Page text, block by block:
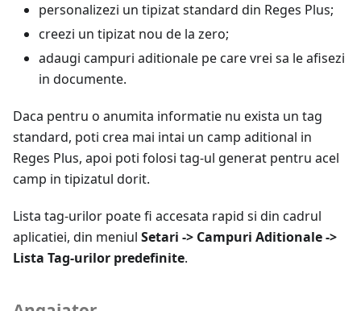
personalizezi un tipizat standard din Reges Plus;
creezi un tipizat nou de la zero;
adaugi campuri aditionale pe care vrei sa le afisezi
in documente.
Daca pentru o anumita informatie nu exista un tag
standard, poti crea mai intai un camp aditional in
Reges Plus, apoi poti folosi tag-ul generat pentru acel
camp in tipizatul dorit.
Lista tag-urilor poate fi accesata rapid si din cadrul
aplicatiei, din meniul Setari -> Campuri Aditionale ->
Lista Tag-urilor predefinite.